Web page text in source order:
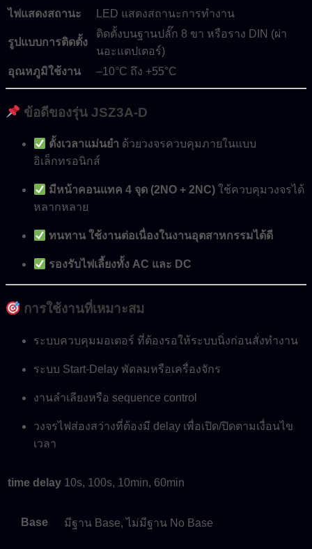
ไฟแสดงสถานะ LED แสดงสถานะการทำงาน
รูปแบบการติดตั้ง
ติดตั้งบนฐานปลั๊ก 8 ขา หรือราง DIN (ผ่า
นอะแดปเตอร์)
อุณหภูมิใช้งาน
–10°C ถึง +55°C
ข้อดีของรุ่น JSZ3A-D
ตั้งเวลาแม่นยำ ด้วยวงจรควบคุมภายในแบบ
อิเล็กทรอนิกส์
มีหน้าคอนแทค 4 จุด (2NO + 2NC) ใช้ควบคุมวงจรได้
หลากหลาย
ทนทาน ใช้งานต่อเนื่องในงานอุตสาหกรรมได้ดี
รองรับไฟเลี้ยงทั้ง AC และ DC
การใช้งานที่เหมาะสม
ระบบควบคุมมอเตอร์ ที่ต้องรอให้ระบบนิ่งก่อนสั่งทำงาน
ระบบ Start-Delay พัดลมหรือเครื่องจักร
งานลำเลียงหรือ sequence control
วงจรไฟส่องสว่างที่ต้องมี delay เพื่อเปิด/ปิดตามเงื่อนไข
เวลา
time delay 10s, 100s, 10min, 60min
Base มีฐาน Base, ไม่มีฐาน No Base